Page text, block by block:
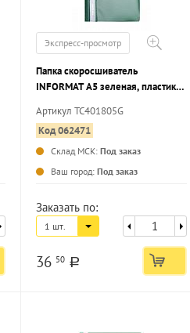
Экспресс-просмотр
Папка скоросшиватель
INFORMAT А5 зеленая, пластик
Артикул TC401805G
Код 062471
Склад МСК: Под заказ
Ваш город: Под заказ
Заказать по:
1 шт.
36 50 a